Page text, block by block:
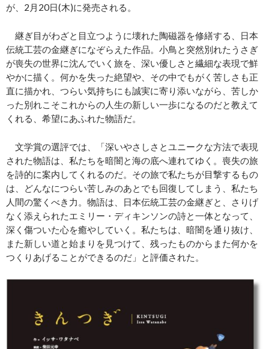
が、2月20日(木)に発売される。
継ぎ目がわざと目立つように壊れた陶磁器を修繕する、日本
伝統工芸の金継ぎになぞらえた作品。小鳥と突然別れたうさぎ
が喪失の世界に沈んでいく旅を、深い優しさと繊細な表現で鮮
やかに描く。何かを失った絶望や、その中でもがく苦しさも正
直に描かれ、つらい気持ちにも誠実に寄り添いながら、苦しか
った別れこそこれからの人生の新しい一歩になるのだと教えて
くれる、希望にあふれた物語だ。
文学賞の選評では、「深いやさしさとユニークな方法で表現
された物語は、私たちを暗闇と海の底へ連れてゆく。喪失の旅
を詩的に案内してくれるのだ。その旅で私たちが目撃するもの
は、どんなにつらい苦しみのあとでも回復してしまう、私たち
人間の驚くべき力。物語は、日本伝統工芸の金継ぎと、さりげ
なく添えられたエミリー・ディキンソンの詩と一体となって、
深く傷ついた心を癒やしていく。私たちは、暗闇を通り抜け、
また新しい道と始まりを見つけて、残ったものからまた何かを
つくりあげることができるのだ」と評価された。